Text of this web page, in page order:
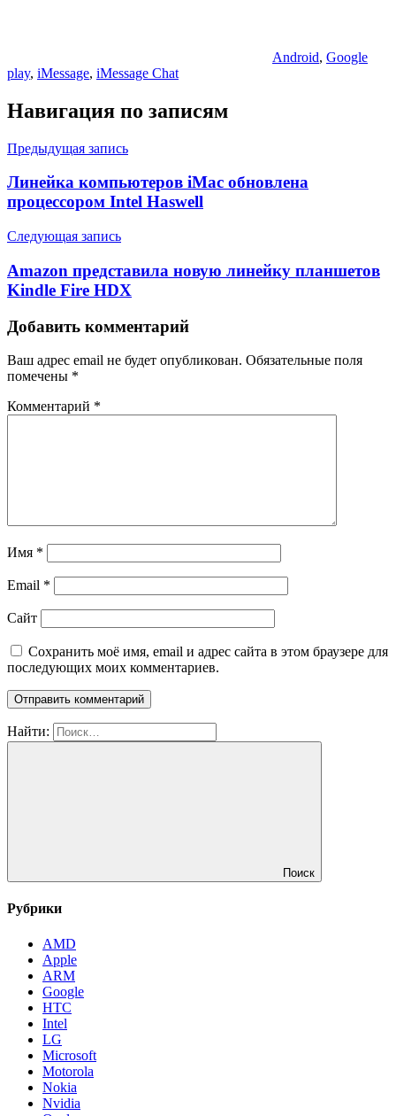
Android, Google
play, iMessage, iMessage Chat
Навигация по записям
Предыдущая запись
Линейка компьютеров iMac обновлена
процессором Intel Haswell
Следующая запись
Amazon представила новую линейку планшетов
Kindle Fire HDX
Добавить комментарий
Ваш адрес email не будет опубликован. Обязательные поля
помечены *
Комментарий *
Имя *
Email *
Сайт
Сохранить моё имя, email и адрес сайта в этом браузере для
последующих моих комментариев.
Найти:
Поиск
Рубрики
AMD
Apple
ARM
Google
HTC
Intel
LG
Microsoft
Motorola
Nokia
Nvidia